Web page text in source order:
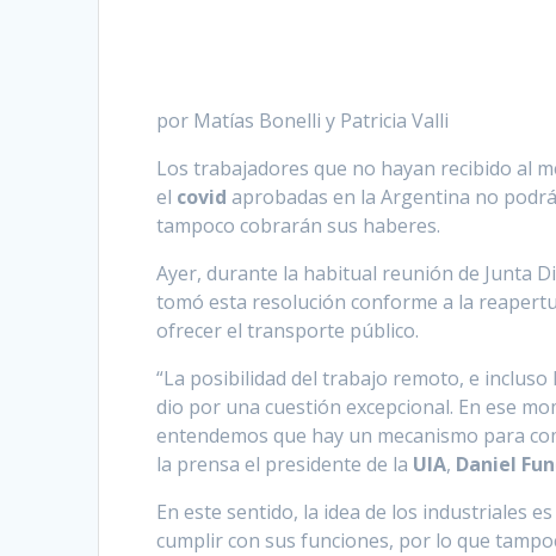
por Matías Bonelli y Patricia Valli
Los trabajadores que no hayan recibido al
el covid aprobadas en la Argentina no
tampoco cobrarán sus haberes.
Ayer, durante la habitual reunión de Junta
tomó esta resolución conforme a la
ofrecer el transporte público.
“La posibilidad del trabajo remoto, e
dio por una cuestión excepcional. En ese
entendemos que hay un mecanismo para
la prensa el presidente de la UIA, Daniel
En este sentido, la idea de los industriales
cumplir con sus funciones, por lo que